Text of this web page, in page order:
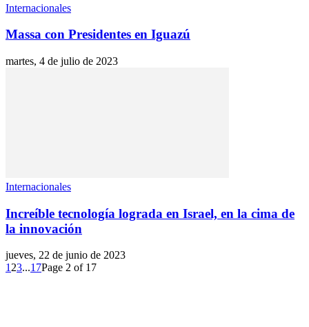
Internacionales
Massa con Presidentes en Iguazú
martes, 4 de julio de 2023
Internacionales
Increíble tecnología lograda en Israel, en la cima de
la innovación
jueves, 22 de junio de 2023
123...17Page 2 of 17